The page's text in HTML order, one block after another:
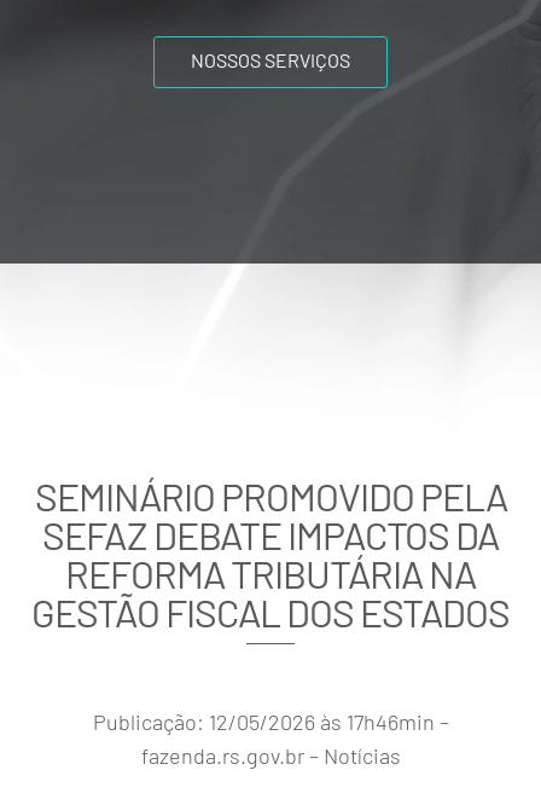
NOSSOS SERVIÇOS
SEMINÁRIO PROMOVIDO PELA
SEFAZ DEBATE IMPACTOS DA
REFORMA TRIBUTÁRIA NA
GESTÃO FISCAL DOS ESTADOS
Publicação: 12/05/2026 às 17h46min –
fazenda.rs.gov.br – Notícias